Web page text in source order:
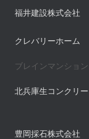
福井建設株式会社
クレバリーホーム
ブレインマンション
北兵庫生コンクリー
豊岡採石株式会社